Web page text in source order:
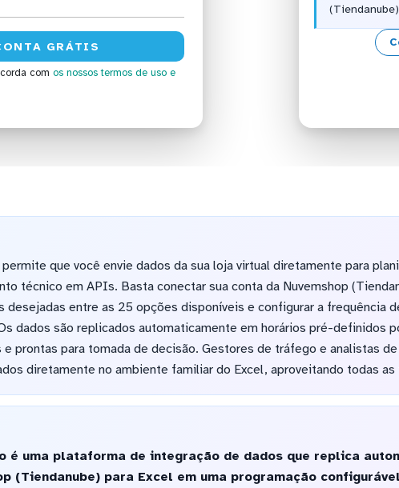
com os nossos termos de uso e
que você envie dados da sua loja virtual diretamente para
técnico em APIs. Basta conectar sua conta da Nuvemshop
desejadas entre as 25 opções disponíveis e configurar a frequência
dados são replicados automaticamente em horários pré-definidos
e prontas para tomada de decisão. Gestores de tráfego e analistas
diretamente no ambiente familiar do Excel, aproveitando todas
é uma plataforma de integração de dados que replica
(Tiendanube) para Excel em uma programação